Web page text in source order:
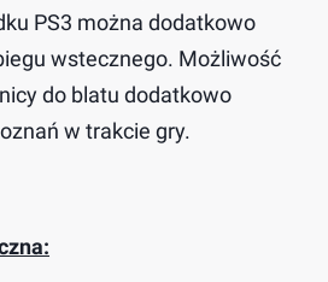
PS3 można dodatkowo
wstecznego. Możliwość
do blatu dodatkowo
w trakcie gry.